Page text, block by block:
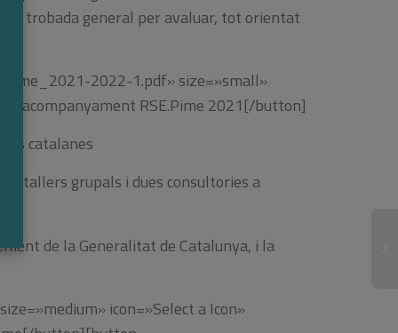
trobada general per avaluar, tot orientat
2022-1.pdf» size=»small»
RSE.Pime 2021[/button]
catalanes
tallers grupals i dues consultories a
de la Generalitat de Catalunya, i la
icon=»Select a Icon»